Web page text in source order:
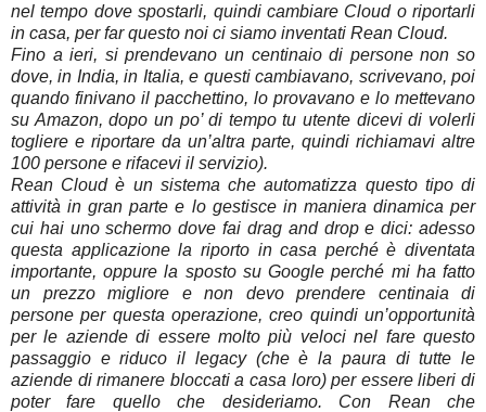
nel tempo dove spostarli, quindi cambiare Cloud o riportarli
in casa, per far questo noi ci siamo inventati Rean Cloud.
Fino a ieri, si prendevano un centinaio di persone non so
dove, in India, in Italia, e questi cambiavano, scrivevano, poi
quando finivano il pacchettino, lo provavano e lo mettevano
su Amazon, dopo un po’ di tempo tu utente dicevi di volerli
togliere e riportare da un’altra parte, quindi richiamavi altre
100 persone e rifacevi il servizio).
Rean Cloud è un sistema che automatizza questo tipo di
attività in gran parte e lo gestisce in maniera dinamica per
cui hai uno schermo dove fai drag and drop e dici: adesso
questa applicazione la riporto in casa perché è diventata
importante, oppure la sposto su Google perché mi ha fatto
un prezzo migliore e non devo prendere centinaia di
persone per questa operazione, creo quindi un’opportunità
per le aziende di essere molto più veloci nel fare questo
passaggio e riduco il legacy (che è la paura di tutte le
aziende di rimanere bloccati a casa loro) per essere liberi di
poter fare quello che desideriamo. Con Rean che